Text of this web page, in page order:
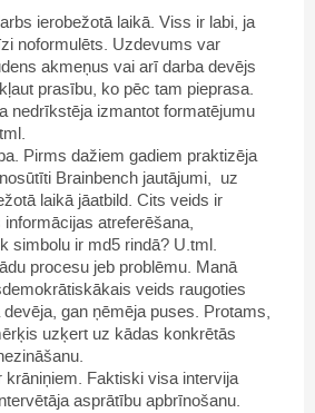
ierobežotā laikā. Viss ir labi, ja
noformulēts. Uzdevums var
akmeņus vai arī darba devējs
prasību, ko pēc tam pieprasa.
nedrīkstēja izmantot formatējumu
Pirms dažiem gadiem praktizēja
Brainbench jautājumi, uz
laikā jāatbild. Cits veids ir
atreferēšana,
simbolu ir md5 rindā? U.tml.
procesu jeb problēmu. Manā
veids raugoties
gan ņēmēja puses. Protams,
uzķert uz kādas konkrētās
krāniņiem. Faktiski visa intervija
asprātību apbrīnošanu.